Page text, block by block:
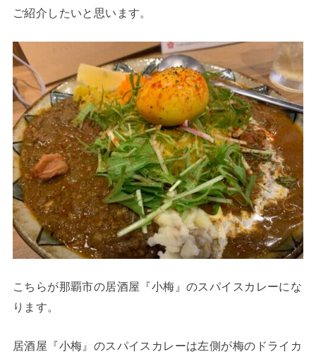
ご紹介したいと思います。
こちらが那覇市の居酒屋『小梅』のスパイスカレーにな
ります。
居酒屋『小梅』のスパイスカレーは左側が梅のドライカ